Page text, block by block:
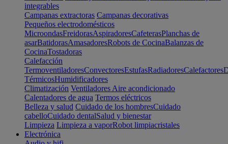
integrables
Campanas extractoras Campanas decorativas
Pequeños electrodomésticos
MicroondasFreidorasAspiradoresCafeterasPlanchas de
asarBatidorasAmasadoresRobots de CocinaBalanzas de
CocinaTostadoras
Calefacción
TermoventiladoresConvectoresEstufasRadiadoresCalefactores
TérmicosHumidificadores
Climatización Ventiladores Aire acondicionado
Calentadores de agua Termos eléctricos
Belleza y salud Cuidado de los hombresCuidado
cabelloCuidado dentalSalud y bienestar
Limpieza Limpieza a vaporRobot limpiacristales
Electrónica